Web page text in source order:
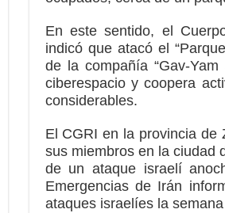
En este sentido, el
indicó que atacó el
de la compañía “Gav-
ciberespacio y coopera
considerables.
El CGRI en la provincia de
sus miembros en la ciudad
de un ataque israelí
Emergencias de Irán
ataques israelíes la